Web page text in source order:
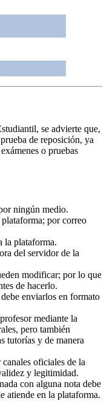
se advierte que,
de reposición, ya
o pruebas
ningún medio.
por correo
la plataforma.
del servidor de la
modificar; por lo que
de hacerlo.
enviarlos en formato
mediante la
pero también
tutorías y de manera
oficiales de la
y legitimidad.
con alguna nota debe
atiende en la plataforma.